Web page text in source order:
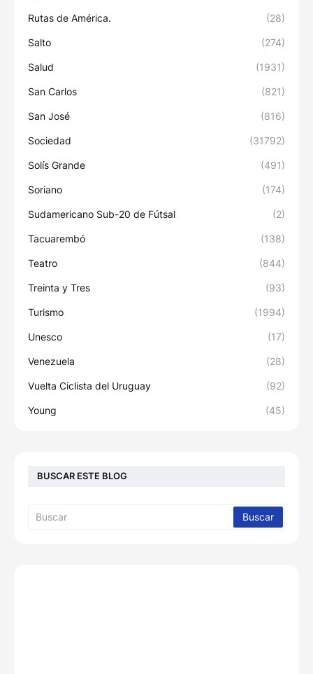
Rutas de América. (28)
Salto (274)
Salud (1931)
San Carlos (821)
San José (816)
Sociedad (31792)
Solís Grande (491)
Soriano (174)
Sudamericano Sub-20 de Fútsal (2)
Tacuarembó (138)
Teatro (844)
Treinta y Tres (93)
Turismo (1994)
Unesco (17)
Venezuela (28)
Vuelta Ciclista del Uruguay (92)
Young (45)
BUSCAR ESTE BLOG